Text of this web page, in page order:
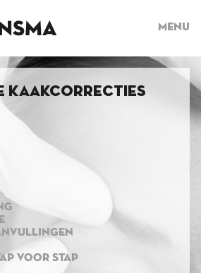
Menu
kaakcorrecties
VOOR STAP